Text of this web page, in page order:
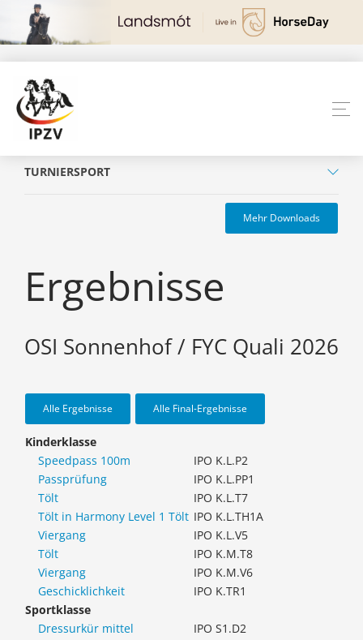
TURNIERSPORT
Mehr Downloads
Ergebnisse
OSI Sonnenhof / FYC Quali 2026
Alle Ergebnisse Alle Final-Ergebnisse
Kinderklasse
Speedpass 100m
IPO K.L.P2
Passprüfung
IPO K.L.PP1
Tölt
IPO K.L.T7
Tölt in Harmony Level 1 Tölt IPO K.L.TH1A
Viergang
IPO K.L.V5
Tölt
IPO K.M.T8
Viergang
IPO K.M.V6
Geschicklichkeit
IPO K.TR1
Sportklasse
Dressurkür mittel
IPO S1.D2